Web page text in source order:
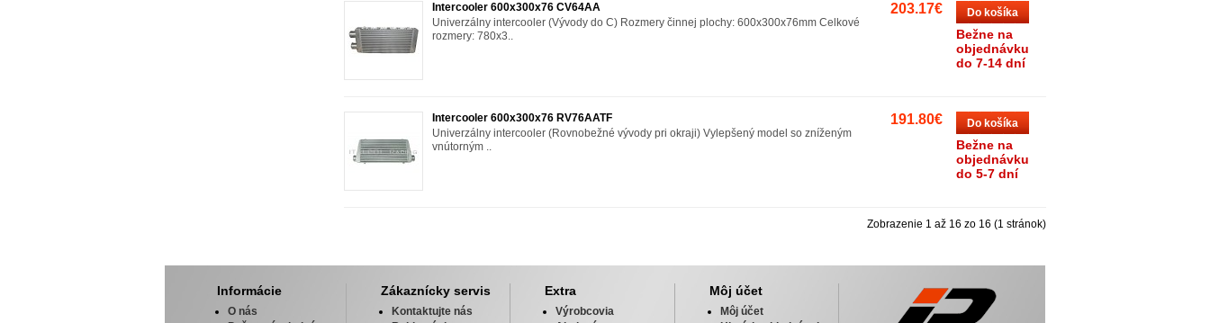
Do košíka
Bežne na
objednávku
do 7-14 dní
203.17€
Intercooler 600x300x76 CV64AA
Univerzálny intercooler (Vývody do C) Rozmery činnej plochy: 600x300x76mm Celkové
rozmery: 780x3..
Do košíka
Bežne na
objednávku
do 5-7 dní
191.80€
Intercooler 600x300x76 RV76AATF
Univerzálny intercooler (Rovnobežné vývody pri okraji) Vylepšený model so zníženým
vnútorným ..
Zobrazenie 1 až 16 zo 16 (1 stránok)
Informácie
O nás
Zákaznícky servis
Kontaktujte nás
Extra
Výrobcovia
Môj účet
Môj účet